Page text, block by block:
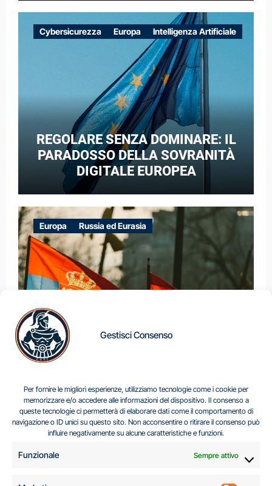
Gestisci Consenso
Per fornire le migliori esperienze, utilizziamo tecnologie come i cookie per
memorizzare e/o accedere alle informazioni del dispositivo. Il consenso a
queste tecnologie ci permetterà di elaborare dati come il comportamento di
navigazione o ID unici su questo sito. Non acconsentire o ritirare il consenso può
influire negativamente su alcune caratteristiche e funzioni.
Funzionale Sempre attivo
CASO DELLE RETI ELETTRICHE
EUROPEE NEL CONTESTO DELLA
GUERRA IBRIDA
Cybersicurezza Europa Intelligenza Artificiale
REGOLARE SENZA DOMINARE: IL
PARADOSSO DELLA SOVRANITÀ
DIGITALE EUROPEA
Europa Russia ed Eurasia
Centro Analisi e Studi Italus © Tutti i diritti riservati